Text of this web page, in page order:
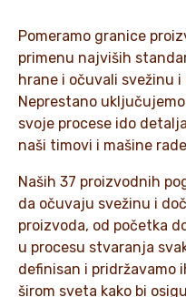
Pomeramo granice
primenu najviših
hrane i očuvali svežinu
Neprestano
svoje procese ido
naši timovi i mašine
Naših 37 proizvodnih
da očuvaju svežinu i
proizvoda, od početka
u procesu stvaranja
definisan i pridržavamo
širom sveta kako bi